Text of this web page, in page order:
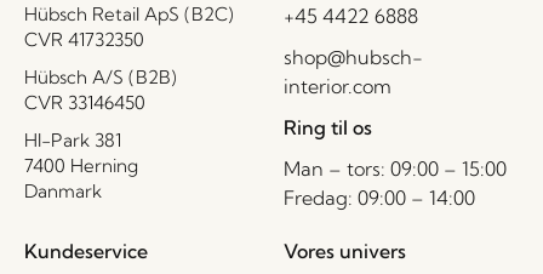
Hübsch Retail ApS (B2C)
CVR 41732350
Hübsch A/S (B2B)
CVR 33146450
HI-Park 381
7400 Herning
Danmark
+45 4422 6888
shop@hubsch-
interior.com
Ring til os
Man – tors: 09:00 – 15:00
Fredag: 09:00 – 14:00
Kundeservice Vores univers